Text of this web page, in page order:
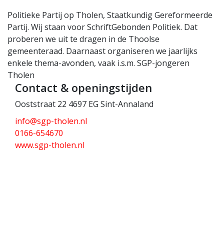
Politieke Partij op Tholen, Staatkundig Gereformeerde
Partij. Wij staan voor SchriftGebonden Politiek. Dat
proberen we uit te dragen in de Thoolse
gemeenteraad. Daarnaast organiseren we jaarlijks
enkele thema-avonden, vaak i.s.m. SGP-jongeren
Tholen
Contact & openingstijden
Ooststraat 22 4697 EG Sint-Annaland
info@sgp-tholen.nl
0166-654670
www.sgp-tholen.nl